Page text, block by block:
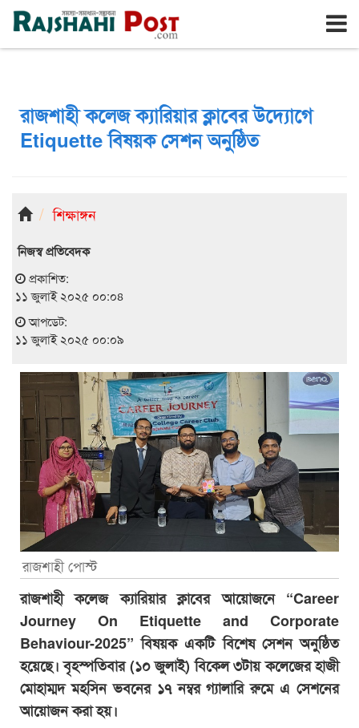
রাজশাহী শনিবার, ৮ই আগস্ট ২০২৬, ২৪শে শ্রাবণ ১৪৩৩
রাজশাহী কলেজ ক্যারিয়ার ক্লাবের উদ্যোগে
Etiquette বিষয়ক সেশন অনুষ্ঠিত
শিক্ষাঙ্গন
নিজস্ব প্রতিবেদক
প্রকাশিত:
১১ জুলাই ২০২৫ ০০:০৪
আপডেট:
১১ জুলাই ২০২৫ ০০:০৯
রাজশাহী পোস্ট
রাজশাহী কলেজ ক্যারিয়ার ক্লাবের আয়োজনে “Career
Journey On Etiquette and Corporate
Behaviour-2025” বিষয়ক একটি বিশেষ সেশন অনুষ্ঠিত
হয়েছে। বৃহস্পতিবার (১০ জুলাই) বিকেল ৩টায় কলেজের হাজী
মোহাম্মদ মহসিন ভবনের ১৭ নম্বর গ্যালারি রুমে এ সেশনের
আয়োজন করা হয়।